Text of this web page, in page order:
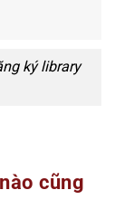
ký library
cũng